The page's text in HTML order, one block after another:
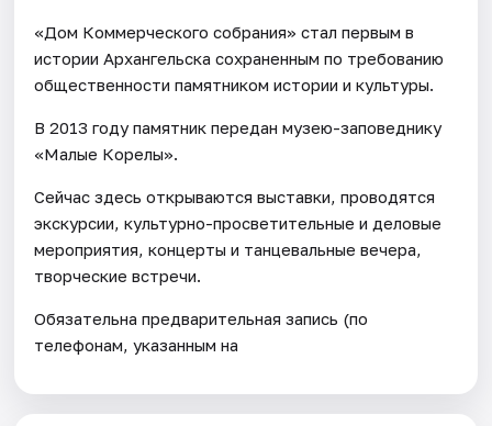
«Дом Коммерческого собрания» стал первым в
истории Архангельска сохраненным по требованию
общественности памятником истории и культуры.
В 2013 году памятник передан музею-заповеднику
«Малые Корелы».
Сейчас здесь открываются выставки, проводятся
экскурсии, культурно-просветительные и деловые
мероприятия, концерты и танцевальные вечера,
творческие встречи.
Обязательна предварительная запись (по
телефонам, указанным на